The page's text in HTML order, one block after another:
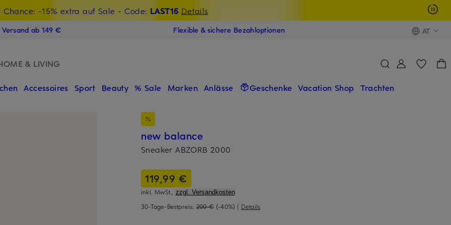
Chance: -15% extra auf Sale - Code: LAST15 Details
Willkommensgutschein mit Beyond sichern
ab 149 € Flexible & sichere Bezahloptionen AT
& LIVING
Accessoires Sport Beauty % Sale Marken Anlässe Geschenke Vacation Shop Trachten
new balance
Sneaker ABZORB 2000
119,99 €
inkl. MwSt., zzgl. Versandkosten
30-Tage-Bestpreis: 200 € (-40%) | Details